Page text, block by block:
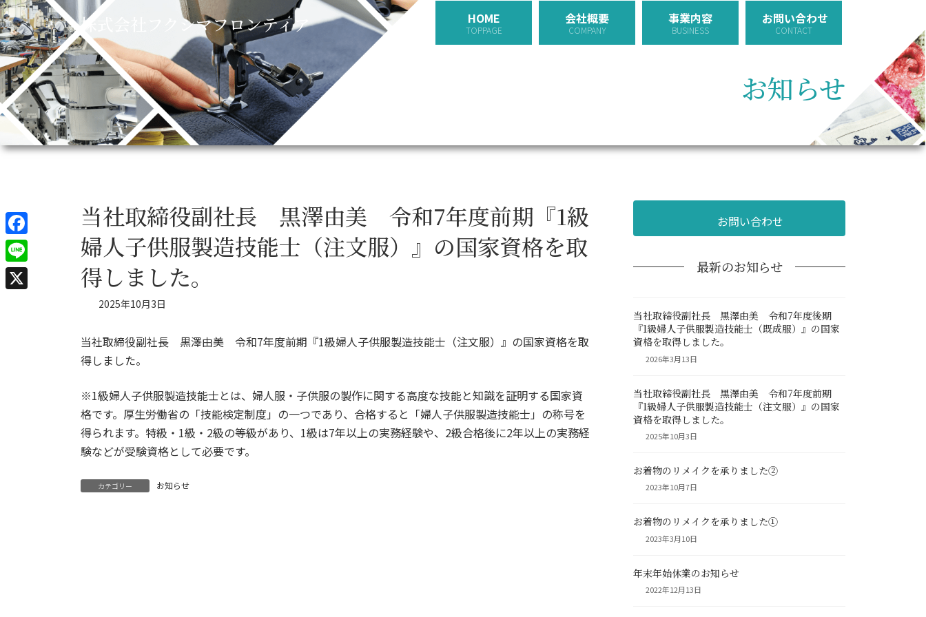
コ
ン
テ
ン
ツ
へ
ス
プ
ナ
ビ
ゲ
ー
シ
ョ
ン
動
株式会社フクシマフロンティア HOME
TOPPAGE
会社概要
COMPANY
事業内容
BUSINESS
お問い合わせ
CONTACT
お知らせ
当社取締役副社長 黒澤由美 令和7年度前期『1級
婦人子供服製造技能士（注文服）』の国家資格を取
得しました。
2025年10月3日
当社取締役副社長 黒澤由美 令和7年度前期『1級婦人子供服製造技能士（注文服）』の国家資格を取
得しました。
※1級婦人子供服製造技能士とは、婦人服・子供服の製作に関する高度な技能と知識を証明する国家資
格です。厚生労働省の「技能検定制度」の一つであり、合格すると「婦人子供服製造技能士」の称号を
得られます。特級・1級・2級の等級があり、1級は7年以上の実務経験や、2級合格後に2年以上の実務経
験などが受験資格として必要です。
カテゴリー お知らせ
お問い合わせ
最新のお知らせ
当社取締役副社長 黒澤由美 令和7年度後期
『1級婦人子供服製造技能士（既成服）』の国家
資格を取得しました。
2026年3月13日
当社取締役副社長 黒澤由美 令和7年度前期
『1級婦人子供服製造技能士（注文服）』の国家
資格を取得しました。
2025年10月3日
お着物のリメイクを承りました②
2023年10月7日
お着物のリメイクを承りました①
2023年3月10日
年末年始休業のお知らせ
2022年12月13日
F
a
c
L
i